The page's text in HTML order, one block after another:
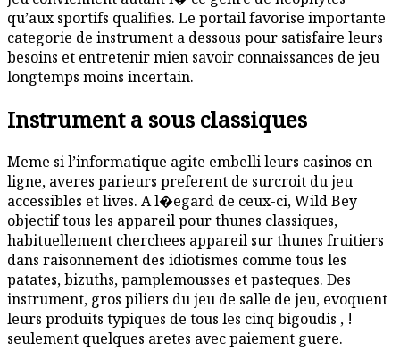
qu’aux sportifs qualifies. Le portail favorise importante
categorie de instrument a dessous pour satisfaire leurs
besoins et entretenir mien savoir connaissances de jeu
longtemps moins incertain.
Instrument a sous classiques
Meme si l’informatique agite embelli leurs casinos en
ligne, averes parieurs preferent de surcroit du jeu
accessibles et lives. A l�egard de ceux-ci, Wild Bey
objectif tous les appareil pour thunes classiques,
habituellement cherchees appareil sur thunes fruitiers
dans raisonnement des idiotismes comme tous les
patates, bizuths, pamplemousses et pasteques. Des
instrument, gros piliers du jeu de salle de jeu, evoquent
leurs produits typiques de tous les cinq bigoudis , !
seulement quelques aretes avec paiement guere.